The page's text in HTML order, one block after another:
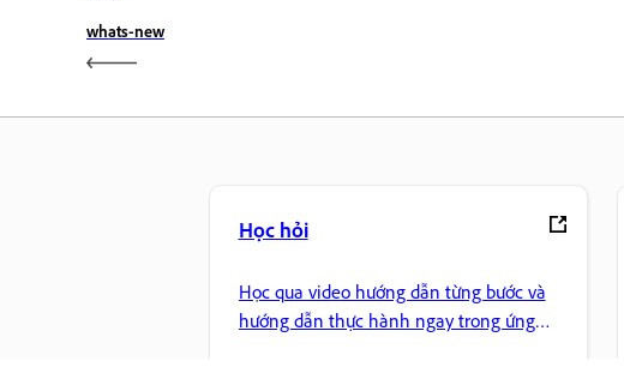
whats-new
Học hỏi
Học qua video hướng dẫn từng bước và
hướng dẫn thực hành ngay trong ứng